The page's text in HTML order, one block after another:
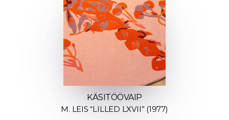
KÄSITÖÖVAIP
M. LEIS “LILLED LXVII” (1977)